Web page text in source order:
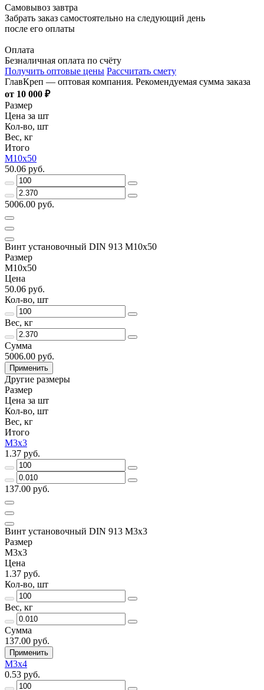
Самовывоз завтра
Забрать заказ самостоятельно на следующий день
после его оплаты
Оплата
Безналичная оплата по счёту
Получить оптовые цены Рассчитать смету
ГлавКреп — оптовая компания. Рекомендуемая сумма заказа
от 10 000 ₽
Размер
Цена за шт
Кол-во, шт
Вес, кг
Итого
М10х50
50.06 руб.
5006.00 руб.
Винт установочный DIN 913 М10х50
Размер
М10х50
Цена
50.06 руб.
Кол-во, шт
Вес, кг
Сумма
5006.00 руб.
Применить
Другие размеры
Размер
Цена за шт
Кол-во, шт
Вес, кг
Итого
М3х3
1.37 руб.
137.00 руб.
Винт установочный DIN 913 М3х3
Размер
М3х3
Цена
1.37 руб.
Кол-во, шт
Вес, кг
Сумма
137.00 руб.
Применить
М3х4
0.53 руб.